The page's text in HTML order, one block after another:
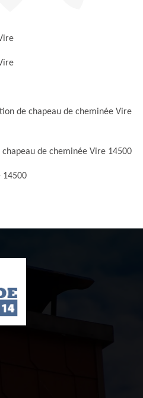
de chapeau de cheminée Vire
de cheminée Vire 14500
14500